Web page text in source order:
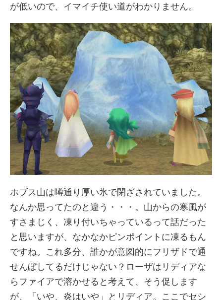
が低いので、イマイチ使い道がわかりません。
ホブス山は噂通り厚い氷で閉ざされていました。
なんか思ってたのと違う・・・。山からの寒風が
すさまじく、凍り付いちゃっているって話だった
と思いますが、なかなかピンポイントに凍るもん
ですね。これ多分、誰かが意図的にフリザドで通
せんぼしてるだけじゃない？ローザはリディアな
らファイアで溶かせると考えて、そう促します
が、「いや、炎はいや」とリディア。ここでセシ